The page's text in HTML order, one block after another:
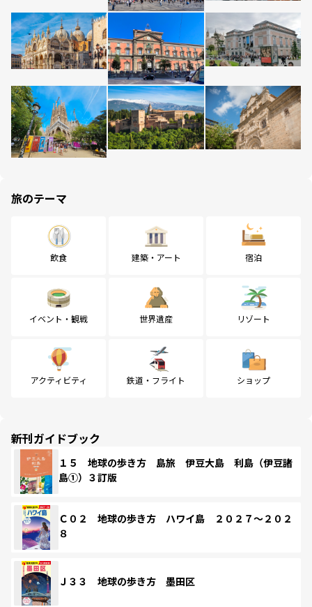
旅のテーマ
飲食 建築・アート 宿泊
イベント・観戦 世界遺産 リゾート
アクティビティ 鉄道・フライト ショップ
新刊ガイドブック
１５ 地球の歩き方 島旅 伊豆大島 利島（伊豆諸
島①）３訂版
Ｃ０２ 地球の歩き方 ハワイ島 ２０２７～２０２
８
Ｊ３３ 地球の歩き方 墨田区